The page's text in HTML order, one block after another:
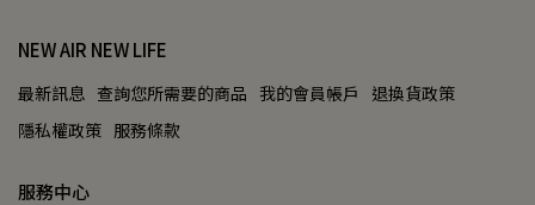
NEW AIR NEW LIFE
最新訊息 查詢您所需要的商品 我的會員帳戶
退換貨政策
隱私權政策 服務條款
服務中心